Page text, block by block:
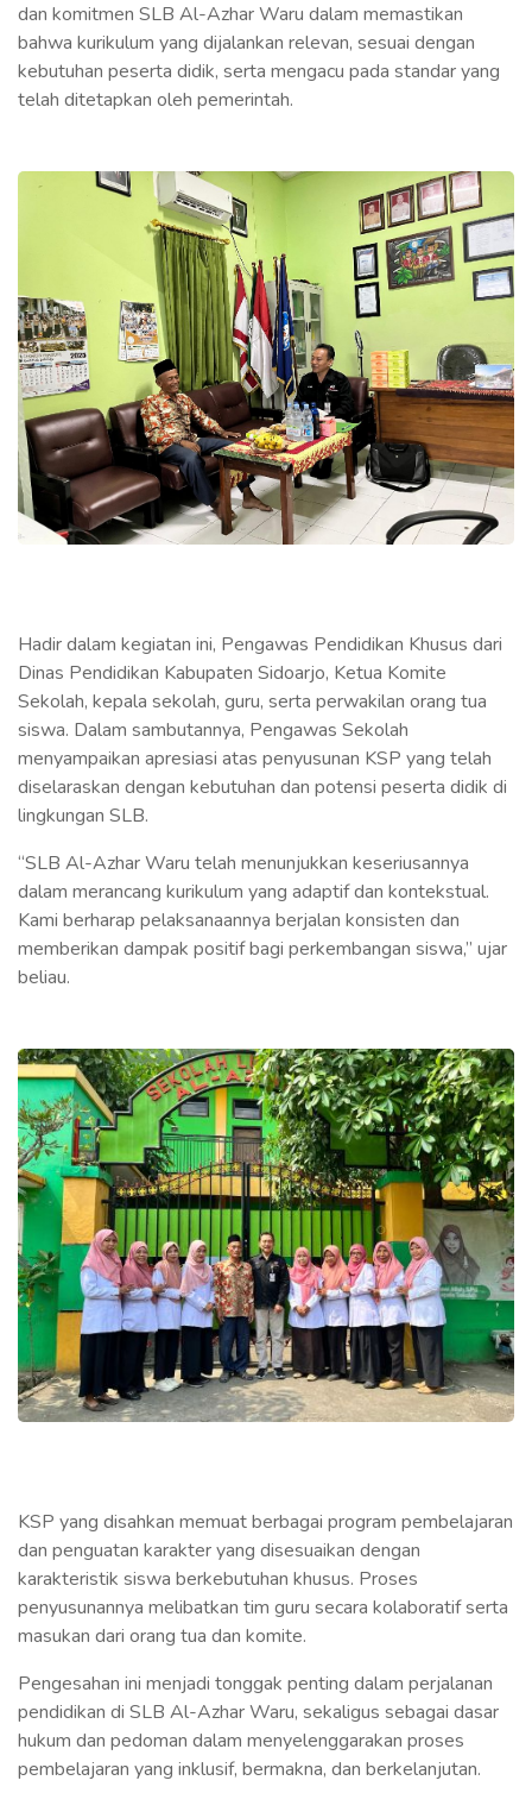
dan komitmen SLB Al-Azhar Waru dalam memastikan
bahwa kurikulum yang dijalankan relevan, sesuai dengan
kebutuhan peserta didik, serta mengacu pada standar yang
telah ditetapkan oleh pemerintah.
Hadir dalam kegiatan ini, Pengawas Pendidikan Khusus dari
Dinas Pendidikan Kabupaten Sidoarjo, Ketua Komite
Sekolah, kepala sekolah, guru, serta perwakilan orang tua
siswa. Dalam sambutannya, Pengawas Sekolah
menyampaikan apresiasi atas penyusunan KSP yang telah
diselaraskan dengan kebutuhan dan potensi peserta didik di
lingkungan SLB.
“SLB Al-Azhar Waru telah menunjukkan keseriusannya
dalam merancang kurikulum yang adaptif dan kontekstual.
Kami berharap pelaksanaannya berjalan konsisten dan
memberikan dampak positif bagi perkembangan siswa,” ujar
beliau.
KSP yang disahkan memuat berbagai program pembelajaran
dan penguatan karakter yang disesuaikan dengan
karakteristik siswa berkebutuhan khusus. Proses
penyusunannya melibatkan tim guru secara kolaboratif serta
masukan dari orang tua dan komite.
Pengesahan ini menjadi tonggak penting dalam perjalanan
pendidikan di SLB Al-Azhar Waru, sekaligus sebagai dasar
hukum dan pedoman dalam menyelenggarakan proses
pembelajaran yang inklusif, bermakna, dan berkelanjutan.